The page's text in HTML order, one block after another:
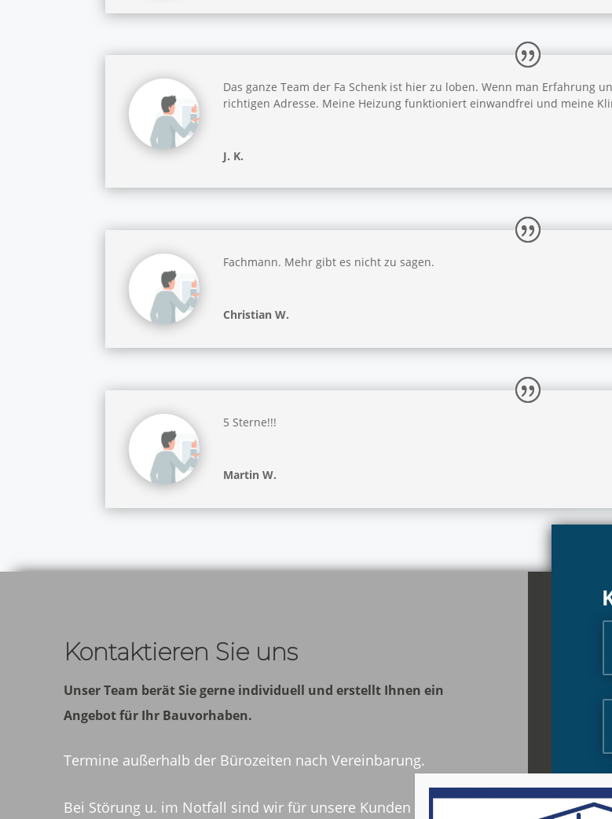
Das ganze Team der Fa Schenk ist hier zu loben. Wenn man Erfahrung
richtigen Adresse. Meine Heizung funktioniert einwandfrei und meine
J. K.
Fachmann. Mehr gibt es nicht zu sagen.
Christian W.
5 Sterne!!!
Martin W.
Kontaktieren Sie uns
Unser Team berät Sie gerne individuell und erstellt Ihnen ein
Angebot für Ihr Bauvorhaben.
Termine außerhalb der Bürozeiten nach Vereinbarung.
Bei Störung u. im Notfall sind wir für unsere Kunden da